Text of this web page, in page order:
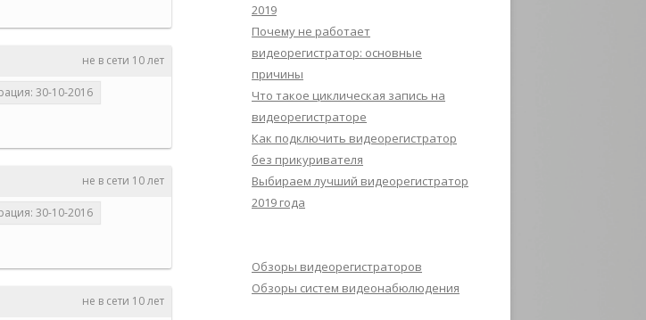
не в сети 10 лет
30-10-2016
не в сети 10 лет
30-10-2016
не в сети 10 лет
2019
Почему не работает
видеорегистратор: основные
причины
Что такое циклическая запись на
видеорегистраторе
Как подключить видеорегистратор
без прикуривателя
Выбираем лучший видеорегистратор
2019 года
Обзоры видеорегистраторов
Обзоры систем видеонабюлюдения